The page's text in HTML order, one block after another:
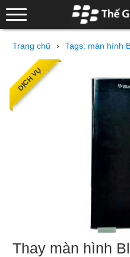
Trang chủ › Tags: màn hình
DỊCH VỤ
Thay màn hình